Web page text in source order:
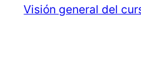
Visión general del